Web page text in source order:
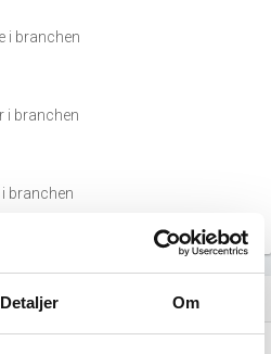
Detaljer Om
i branchen
i branchen
branchen
for historiske data.
pr. år